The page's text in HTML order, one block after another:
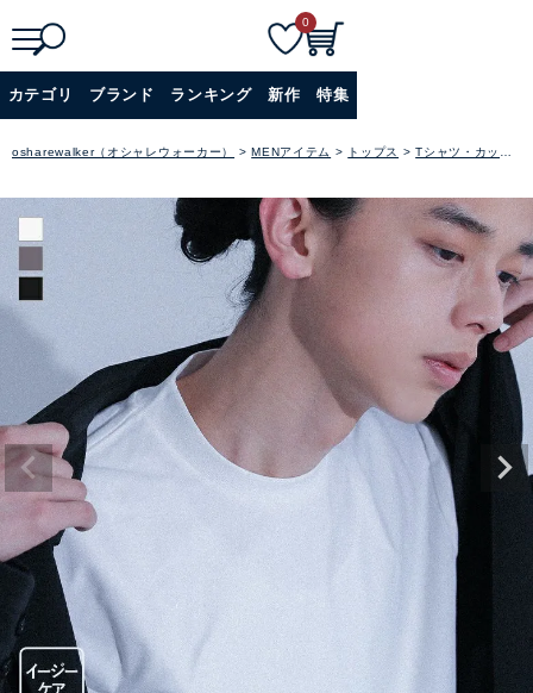
詳細検索
0
カテゴリ ブランド ランキング 新作 特集
osharewalker（オシャレウォーカー） MENアイテム トップス Tシャツ・カットソー